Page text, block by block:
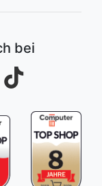
bei